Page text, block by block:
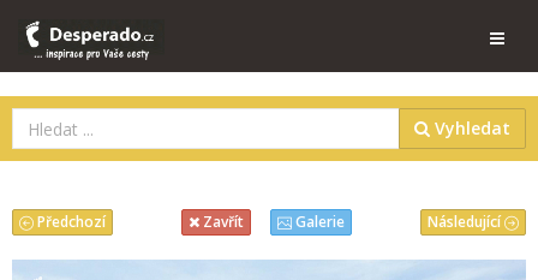
Vyhledat
Následující
Předchozí Zavřít Galerie